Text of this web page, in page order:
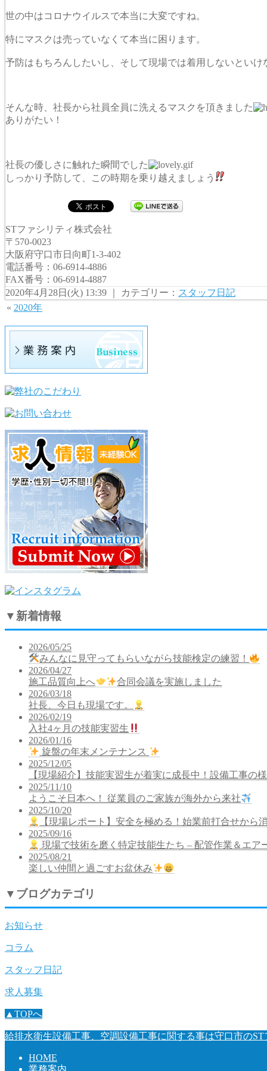
世の中はコロナウイルスで本当に大変ですね。
特にマスクは売っていなくて本当に困ります。
予防はもちろんしたいし、そして現場では着用しないといけ
そんな時、社長から社員全員に洗えるマスクを頂きました
ありがたい！
社長の優しさに触れた瞬間でした
しっかり予防して、この時期を乗り越えましょう
STファシリティ株式会社
〒570-0023
大阪府守口市日向町1-3-402
電話番号：06-6914-4886
FAX番号：06-6914-4887
2020年4月28日(火) 13:39 ｜ カテゴリー： スタッフ日記
« 2020年
▼新着情報
2026/05/25
みんなに見守ってもらいながら技能検定の練習！
2026/04/27
施工品質向上へ
合同会議を実施しました
2026/03/18
社長、今日も現場です。
2026/02/19
入社4ヶ月の技能実習生
2026/01/16
旋盤の年末メンテナンス
2025/12/05
【現場紹介】技能実習生が着実に成長中！設備工事の
2025/11/10
ようこそ日本へ！ 従業員のご家族が海外から来社
2025/10/20
【現場レポート】安全を極める！始業前打合せから
2025/09/16
現場で技術を磨く特定技能生たち – 配管作業＆エア
2025/08/21
楽しい仲間と過ごすお盆休み
▼ ブログカテゴリ
お知らせ
コラム
スタッフ日記
求人募集
▲TOPへ
給排水衛生設備工事、空調設備工事に関する事は守口市の
HOME
業務案内